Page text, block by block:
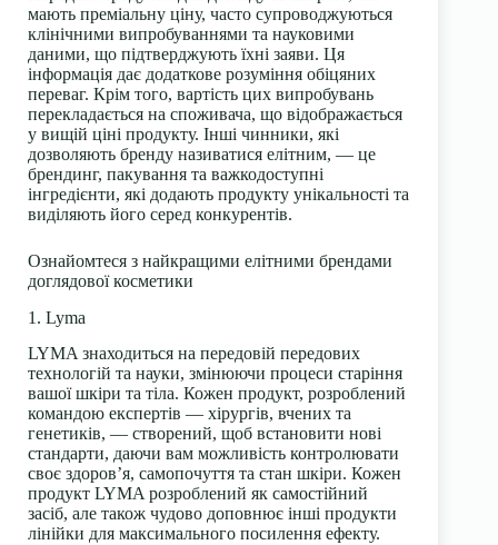
мають преміальну ціну, часто супроводжуються
клінічними випробуваннями та науковими
даними, що підтверджують їхні заяви. Ця
інформація дає додаткове розуміння обіцяних
переваг. Крім того, вартість цих випробувань
перекладається на споживача, що відображається
у вищій ціні продукту. Інші чинники, які
дозволяють бренду називатися елітним, — це
брендинг, пакування та важкодоступні
інгредієнти, які додають продукту унікальності та
виділяють його серед конкурентів.
Ознайомтеся з найкращими елітними брендами
доглядової косметики
1. Lyma
LYMA знаходиться на передовій передових
технологій та науки, змінюючи процеси старіння
вашої шкіри та тіла. Кожен продукт, розроблений
командою експертів — хірургів, вчених та
генетиків, — створений, щоб встановити нові
стандарти, даючи вам можливість контролювати
своє здоров’я, самопочуття та стан шкіри. Кожен
продукт LYMA розроблений як самостійний
засіб, але також чудово доповнює інші продукти
лінійки для максимального посилення ефекту.